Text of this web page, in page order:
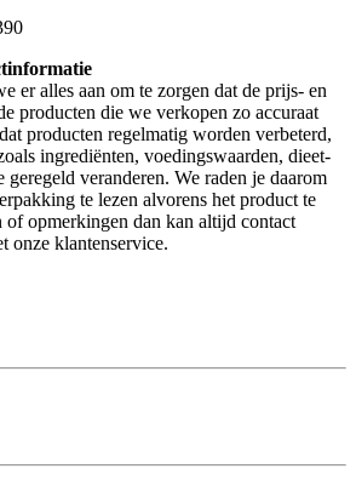
er alles aan om te zorgen dat de prijs- en
producten die we verkopen zo accuraat
producten regelmatig worden verbeterd,
ingrediënten, voedingswaarden, dieet-
veranderen. We raden je daarom
te lezen alvorens het product te
opmerkingen dan kan altijd contact
onze klantenservice.